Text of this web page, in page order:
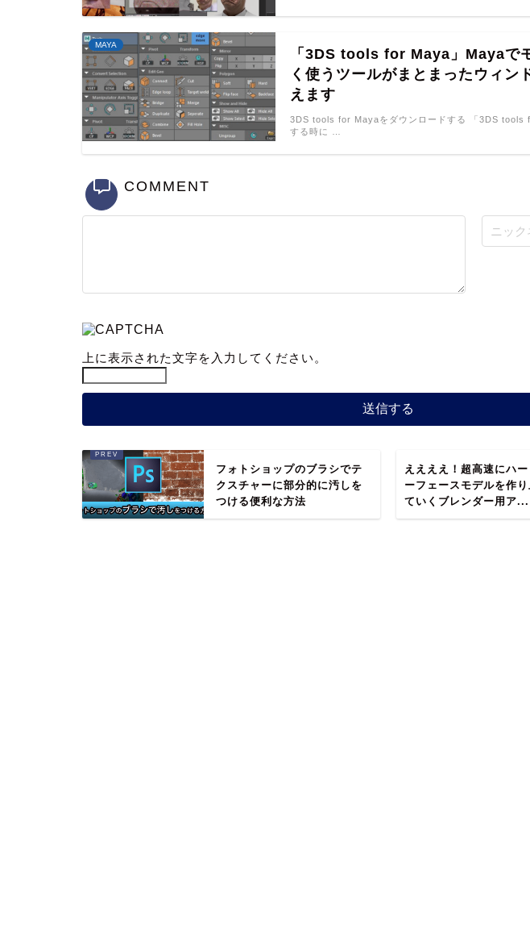
MAYA
「3DS tools for Maya」Mayaで
く使うツールがまとまったウィン
えます
3DS tools for Mayaをダウンロードする 「3DS tools
する時に …
COMMENT
上に表示された文字を入力してください。
フォトショップのブラシでテ
クスチャーに部分的に汚しを
つける便利な方法
ええええ！超高速にハ
ーフェースモデルを作
ていくブレンダー用ア...